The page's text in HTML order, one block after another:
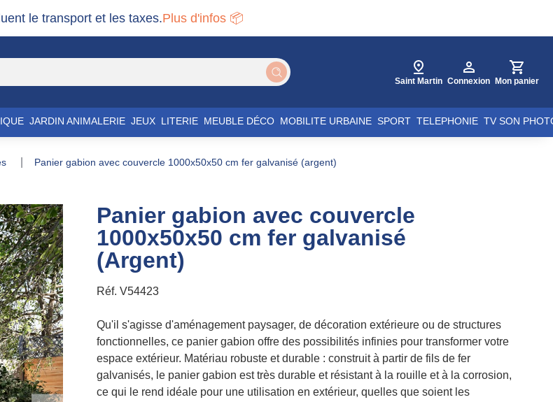
le transport et les taxes.Plus d'infos 📦
Saint Martin Connexion Mon panier
JARDIN ANIMALERIE JEUX LITERIE MEUBLE DÉCO MOBILITE URBAINE SPORT TELEPHONIE TV SON
panier gabion avec couvercle 1000x50x50 cm fer galvanisé (argent)
Panier gabion avec couvercle
1000x50x50 cm fer galvanisé
(Argent)
Réf. V54423
Qu'il s'agisse d'aménagement paysager, de décoration extérieure ou de structures
fonctionnelles, ce panier gabion offre des possibilités infinies pour transformer votre
espace extérieur. Matériau robuste et durable : construit à partir de fils de fer
galvanisés, le panier gabion est très durable et résistant à la rouille et à la corrosion,
ce qui le rend idéale pour une utilisation en extérieur, quelles que soient les